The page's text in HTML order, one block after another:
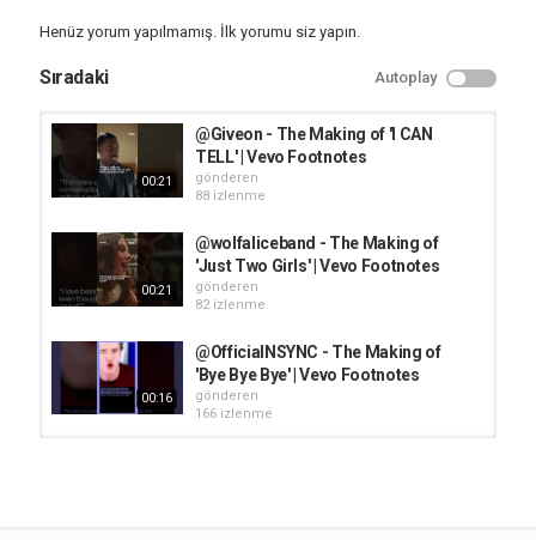
Henüz yorum yapılmamış. İlk yorumu siz yapın.
Sıradaki Autoplay
00:21
@Giveon - The Making of 'I CAN
TELL' | Vevo Footnotes
gönderen
88 izlenme
00:21
@wolfaliceband - The Making of
'Just Two Girls' | Vevo Footnotes
gönderen
82 izlenme
00:16
@OfficialNSYNC - The Making of
'Bye Bye Bye' | Vevo Footnotes
gönderen
166 izlenme